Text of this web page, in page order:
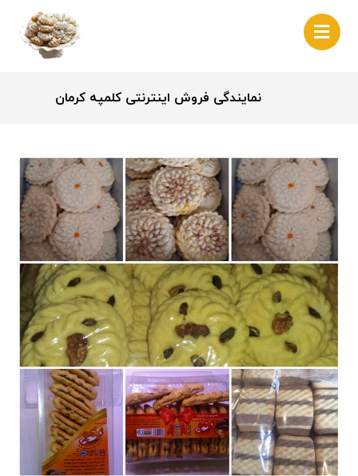
نمایندگی فروش اینترنتی کلمپه کرمان